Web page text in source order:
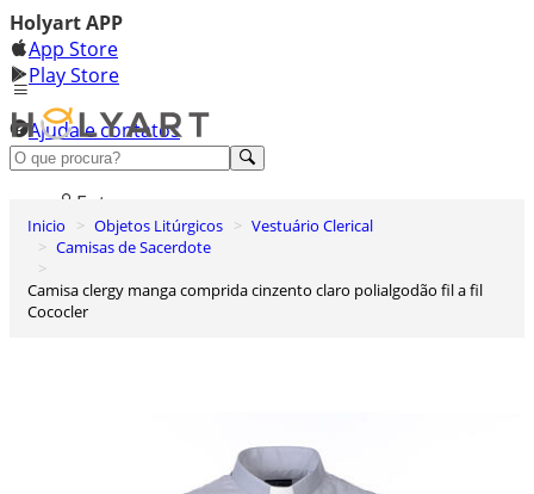
Holyart APP
App Store
Play Store
Ajuda e contatos
Conheça premium
Entrar
Lista de Desejos
Carrinho de Compras
Inicio Objetos Litúrgicos
Vestuário Clerical
Camisas de Sacerdote
Camisa clergy manga comprida cinzento claro polialgodão fil a fil
Cococler